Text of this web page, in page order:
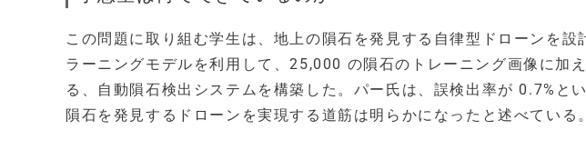
この問題に取り組む学生は、地上の隕石を発見する自律型ドローンを
ラーニングモデルを利用して、25,000 の隕石のトレーニング画像に加
る、自動隕石検出システムを構築した。パー氏は、誤検出率が 0.7%と
隕石を発見するドローンを実現する道筋は明らかになったと述べている。